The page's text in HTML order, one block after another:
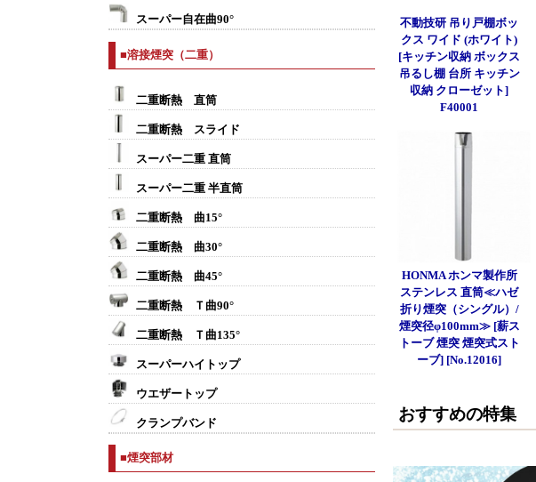
スーパー自在曲90°
■溶接煙突（二重）
二重断熱 直筒
二重断熱 スライド
スーパー二重 直筒
スーパー二重 半直筒
二重断熱 曲15°
二重断熱 曲30°
二重断熱 曲45°
二重断熱 Ｔ曲90°
二重断熱 Ｔ曲135°
スーパーハイトップ
ウエザートップ
クランプバンド
■煙突部材
不動技研 吊り戸棚ボッ
クス ワイド (ホワイト)
[キッチン収納 ボックス
吊るし棚 台所 キッチン
収納 クローゼット]
F40001
HONMA ホンマ製作所
ステンレス 直筒≪ハゼ
折り煙突（シングル）/
煙突径φ100mm≫ [薪ス
トーブ 煙突 煙突式スト
ーブ] [No.12016]
おすすめの特集